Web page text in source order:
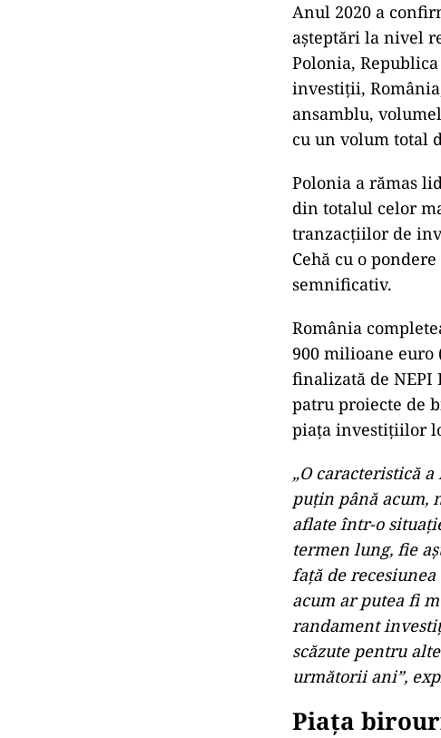
Anul 2020 a
așteptări la nivel
Polonia,
investiții,
ansamblu,
cu un volum total
Polonia a rămas
din totalul celor
tranzacțiilor de
Cehă cu o
semnificativ.
România
900 milioane euro
finalizată de NEPI
patru proiecte de
piața investițiilor
„O caracteristică
puțin până acum,
aflate într-o
termen lung, fie
față de
acum ar putea fi
randament
scăzute pentru
următorii ani”,
Piața